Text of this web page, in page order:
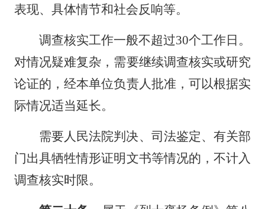
表现、具体情节和社会反响等。
调查核实工作一般不超过30个工作日。
对情况疑难复杂，需要继续调查核实或研究
论证的，经本单位负责人批准，可以根据实
际情况适当延长。
需要人民法院判决、司法鉴定、有关部
门出具牺牲情形证明文书等情况的，不计入
调查核实时限。